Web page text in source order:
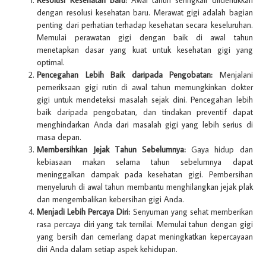
dengan resolusi kesehatan baru. Merawat gigi adalah bagian
penting dari perhatian terhadap kesehatan secara keseluruhan.
Memulai perawatan gigi dengan baik di awal tahun
menetapkan dasar yang kuat untuk kesehatan gigi yang
optimal.
Pencegahan Lebih Baik daripada Pengobatan: Menjalani
pemeriksaan gigi rutin di awal tahun memungkinkan dokter
gigi untuk mendeteksi masalah sejak dini. Pencegahan lebih
baik daripada pengobatan, dan tindakan preventif dapat
menghindarkan Anda dari masalah gigi yang lebih serius di
masa depan.
Membersihkan Jejak Tahun Sebelumnya: Gaya hidup dan
kebiasaan makan selama tahun sebelumnya dapat
meninggalkan dampak pada kesehatan gigi. Pembersihan
menyeluruh di awal tahun membantu menghilangkan jejak plak
dan mengembalikan kebersihan gigi Anda.
Menjadi Lebih Percaya Diri: Senyuman yang sehat memberikan
rasa percaya diri yang tak ternilai. Memulai tahun dengan gigi
yang bersih dan cemerlang dapat meningkatkan kepercayaan
diri Anda dalam setiap aspek kehidupan.